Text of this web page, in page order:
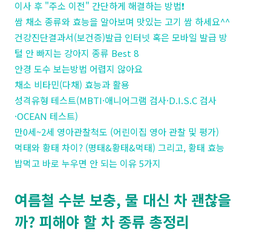
이사 후 "주소 이전" 간단하게 해결하는 방법❗
쌈 채소 종류와 효능을 알아보며 맛있는 고기 쌈 하세요^^
건강진단결과서(보건증)발급 인터넷 혹은 모바일 발급 방
털 안 빠지는 강아지 종류 Best 8
안경 도수 보는방법 어렵지 않아요
채소 비타민(다채) 효능과 활용
성격유형 테스트(MBTI·애니어그램 검사·D.I.S.C 검사
·OCEAN 테스트)
만0세~2세 영아관찰척도 (어린이집 영아 관찰 및 평가)
먹태와 황태 차이? (명태&황태&먹태) 그리고, 황태 효능
밥먹고 바로 누우면 안 되는 이유 5가지
여름철 수분 보충, 물 대신 차 괜찮을
까? 피해야 할 차 종류 총정리